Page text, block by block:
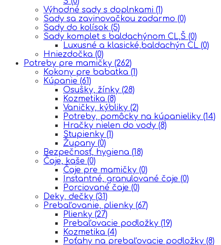
Výhodné sady s doplnkami (1)
Sady sa zavinovačkou zadarmo (0)
Sady do kolísok (5)
Sady komplet s baldachýnom CL,Š (0)
Luxusné a klasické,baldachýn CL (0)
Hniezdočka (0)
Potreby pre mamičky (262)
Kokony pre babatka (1)
Kúpanie (61)
Osušky, žínky (28)
Kozmetika (8)
Vaničky, kýbliky (2)
Potreby, pomôcky na kúpanieliky (14)
Hračky nielen do vody (8)
Stupienky (1)
Župany (0)
Bezpečnosť, hygiena (18)
Čaje, kaše (0)
Čaje pre mamičky (0)
Instantné, granulované čaje (0)
Porciované čaje (0)
Deky, dečky (31)
Prebaľovanie, plienky (67)
Plienky (27)
Prebaľovacie podložky (19)
Kozmetika (4)
Poťahy na prebaľovacie podložky (8)